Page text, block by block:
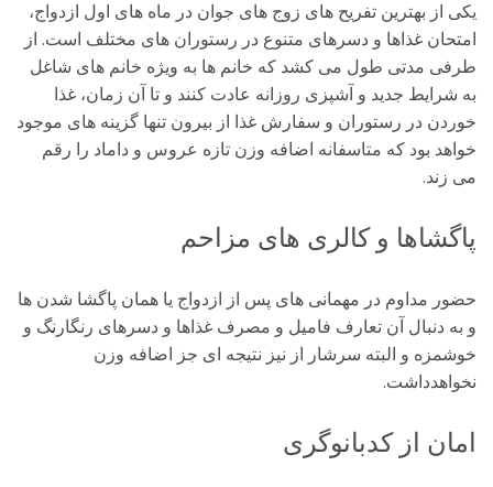
یکی از بهترین تفریح های زوج های جوان در ماه های اول ازدواج،
امتحان غذاها و دسرهای متنوع در رستوران های مختلف است. از
طرفی مدتی طول می کشد که خانم ها به ویژه خانم های شاغل
به شرایط جدید و آشپزی روزانه عادت کنند و تا آن زمان، غذا
خوردن در رستوران و سفارش غذا از بیرون تنها گزینه های موجود
خواهد بود که متاسفانه اضافه وزن تازه عروس و داماد را رقم
می زند.
پاگشاها و کالری های مزاحم
حضور مداوم در مهمانی های پس از ازدواج یا همان پاگشا شدن ها
و به دنبال آن تعارف فامیل و مصرف غذاها و دسرهای رنگارنگ و
خوشمزه و البته سرشار از نیز نتیجه ای جز اضافه وزن
نخواهدداشت.
امان از کدبانوگری